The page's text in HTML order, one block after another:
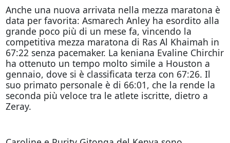
Anche una nuova arrivata nella mezza maratona è
data per favorita: Asmarech Anley ha esordito alla
grande poco più di un mese fa, vincendo la
competitiva mezza maratona di Ras Al Khaimah in
67:22 senza pacemaker. La keniana Evaline Chirchir
ha ottenuto un tempo molto simile a Houston a
gennaio, dove si è classificata terza con 67:26. Il
suo primato personale è di 66:01, che la rende la
seconda più veloce tra le atlete iscritte, dietro a
Zeray.